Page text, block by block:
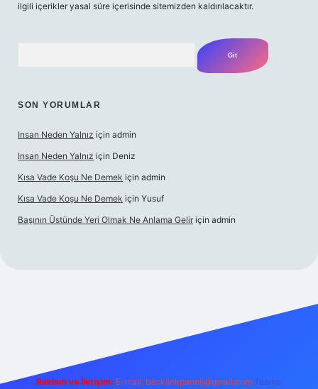
ilgili içerikler yasal süre içerisinde sitemizden kaldırılacaktır.
SON YORUMLAR
Insan Neden Yalnız için admin
Insan Neden Yalnız için Deniz
Kısa Vade Koşu Ne Demek için admin
Kısa Vade Koşu Ne Demek için Yusuf
Başının Üstünde Yeri Olmak Ne Anlama Gelir için admin
Reklam ve İletişim: E-mail: backlinkpaneli@gmail.com Teams: